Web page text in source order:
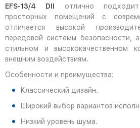
EFS-13/4 DII отлично
просторных помещений с
отличается высокой
передовой системы безопасности,
стильном и высококачественном
внешним воздействиям.
Особенности и преимущества:
Классический дизайн.
Широкий выбор вариантов
Низкий уровень шума.